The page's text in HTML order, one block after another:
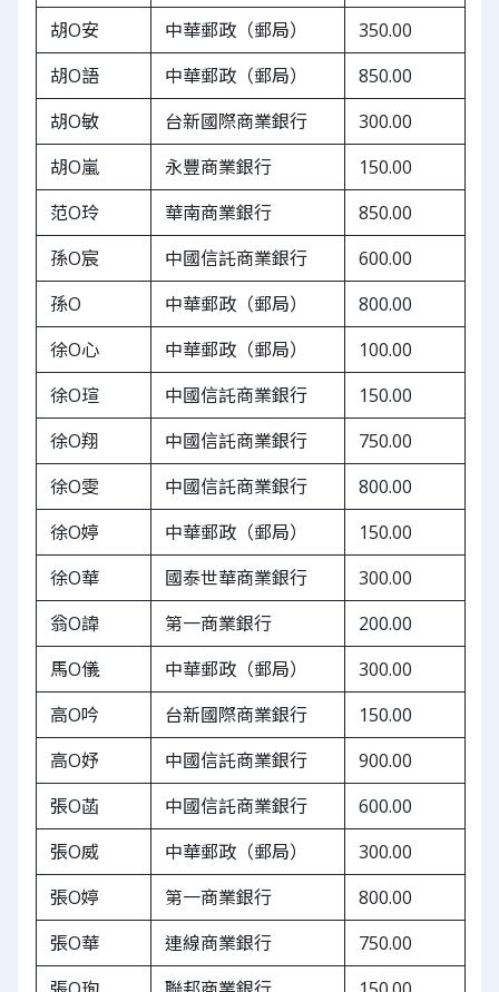
胡O安
中華郵政（郵局）
350.00
胡O語
中華郵政（郵局）
850.00
胡O敏
台新國際商業銀行
300.00
胡O嵐
永豐商業銀行
150.00
范O玲
華南商業銀行
850.00
孫O宸
中國信託商業銀行
600.00
孫O
中華郵政（郵局）
800.00
徐O心
中華郵政（郵局）
100.00
徐O瑄
中國信託商業銀行
150.00
徐O翔
中國信託商業銀行
750.00
徐O雯
中國信託商業銀行
800.00
徐O婷
中華郵政（郵局）
150.00
徐O華
國泰世華商業銀行
300.00
翁O諱
第一商業銀行
200.00
馬O儀
中華郵政（郵局）
300.00
高O吟
台新國際商業銀行
150.00
高O妤
中國信託商業銀行
900.00
張O菡
中國信託商業銀行
600.00
張O威
中華郵政（郵局）
300.00
張O婷
第一商業銀行
800.00
張O華
連線商業銀行
750.00